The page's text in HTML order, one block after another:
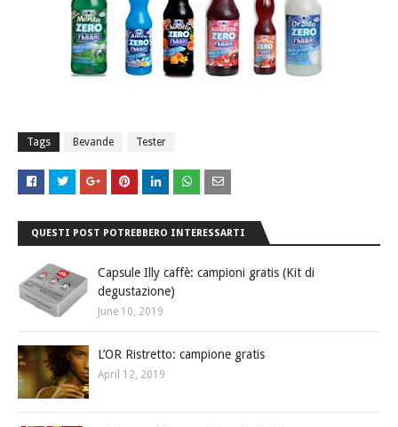
Tags Bevande Tester
QUESTI POST POTREBBERO INTERESSARTI
Capsule Illy caffè: campioni gratis (Kit di
degustazione)
June 10, 2019
L’OR Ristretto: campione gratis
April 12, 2019